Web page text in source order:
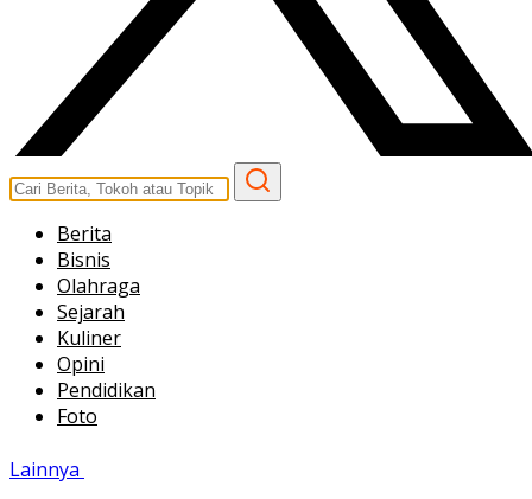
Berita
Bisnis
Olahraga
Sejarah
Kuliner
Opini
Pendidikan
Foto
Lainnya